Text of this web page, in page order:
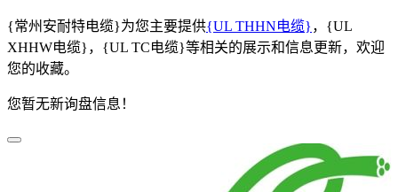
{常州安耐特电缆}为您主要提供{UL THHN电缆}，{UL
XHHW电缆}，{UL TC电缆}等相关的展示和信息更新，欢迎
您的收藏。
您暂无新询盘信息！